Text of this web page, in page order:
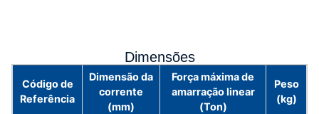
Dimensões
Código de
Referência
Dimensão da
corrente
(mm)
Força máxima de
amarração linear
(Ton)
Peso
(kg)